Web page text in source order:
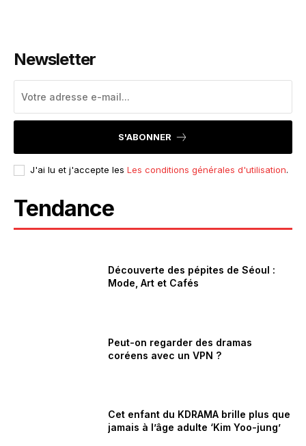
Newsletter
S'ABONNER
J'ai lu et j'accepte les Les conditions générales d'utilisation.
Tendance
Découverte des pépites de Séoul :
Mode, Art et Cafés
Peut-on regarder des dramas
coréens avec un VPN ?
Cet enfant du KDRAMA brille plus que
jamais à l’âge adulte ‘Kim Yoo-jung’